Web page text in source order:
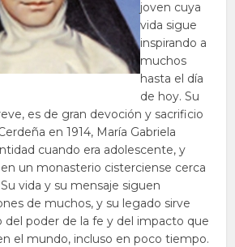
joven cuya
vida sigue
inspirando a
muchos
hasta el día
de hoy. Su
es de gran devoción y sacrificio
en 1914, María Gabriela
cuando era adolescente, y
un monasterio cisterciense cerca
vida y su mensaje siguen
de muchos, y su legado sirve
del poder de la fe y del impacto que
el mundo, incluso en poco tiempo.